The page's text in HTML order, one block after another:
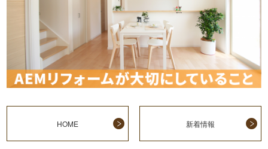
HOME 新着情報